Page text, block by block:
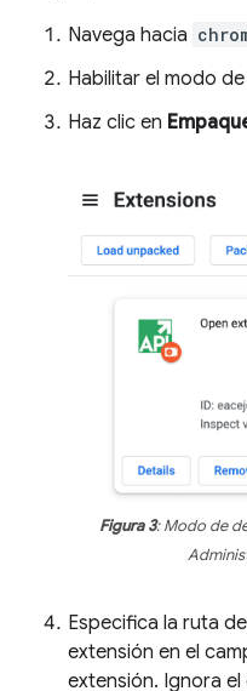
Navega hacia
Habilitar el modo
Haz clic en
Figura 3: Modo de
Especifica la ruta
extensión en el
extensión. Ignora el